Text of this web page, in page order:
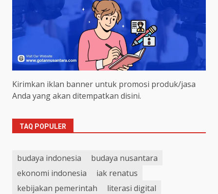
Kirimkan iklan banner untuk promosi produk/jasa
Anda yang akan ditempatkan disini.
TAQ POPULER
budaya indonesia
budaya nusantara
ekonomi indonesia
iak renatus
kebijakan pemerintah
literasi digital